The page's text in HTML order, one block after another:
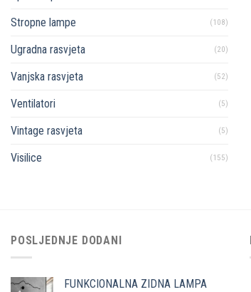
Stropne lampe
(108)
Ugradna rasvjeta (20)
Vanjska rasvjeta (52)
Ventilatori (5)
Vintage rasvjeta (5)
Visilice (155)
POSLJEDNJE DODANI
FUNKCIONALNA ZIDNA LAMPA